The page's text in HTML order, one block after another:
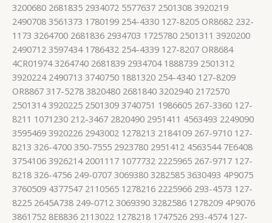
3200680 2681835 2934072 5577637 2501308 3920219
2490708 3561373 1780199 254-4330 127-8205 OR8682 232-
1173 3264700 2681836 2934703 1725780 2501311 3920200
2490712 3597434 1786432 254-4339 127-8207 OR8684
4CR01974 3264740 2681839 2934704 1888739 2501312
3920224 2490713 3740750 1881320 254-4340 127-8209
OR8867 317-5278 3820480 2681840 3202940 2172570
2501314 3920225 2501309 3740751 1986605 267-3360 127-
8211 1071230 212-3467 2820490 2951411 4563493 2249090
3595469 3920226 2943002 1278213 2184109 267-9710 127-
8213 326-4700 350-7555 2923780 2951412 4563544 7E6408
3754106 3926214 2001117 1077732 2225965 267-9717 127-
8218 326-4756 249-0707 3069380 3282585 3630493 4P9075
3760509 4377547 2110565 1278216 2225966 293-4573 127-
8225 2645A738 249-0712 3069390 3282586 1278209 4P9076
3861752 8E8836 2113022 1278218 1747526 293-4574 127-